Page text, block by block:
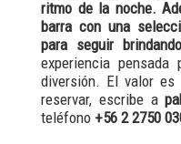
ritmo de la noche.
barra con una
para seguir
experiencia
diversión. El valor es
reservar, escribe a
teléfono +56 2 2750